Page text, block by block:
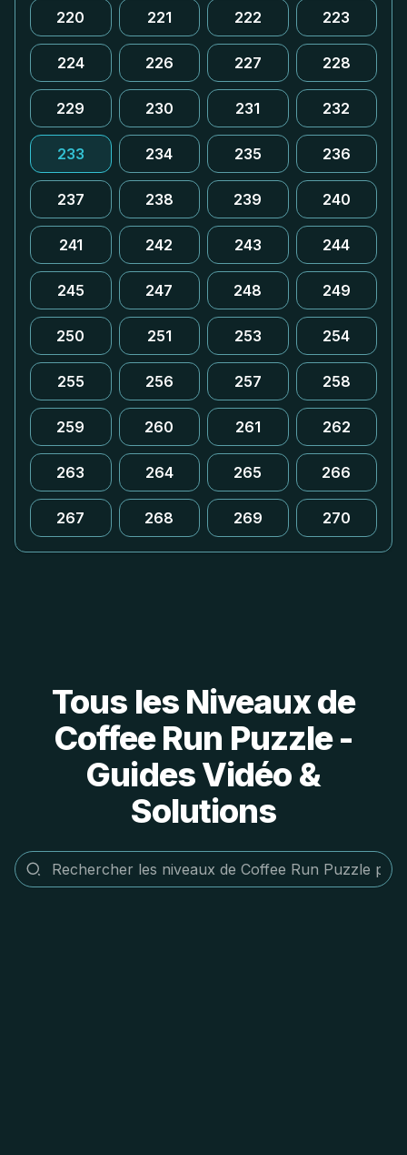
220 221 222 223
224 226 227 228
229 230 231 232
233 234 235 236
237 238 239 240
241 242 243 244
245 247 248 249
250 251 253 254
255 256 257 258
259 260 261 262
263 264 265 266
267 268 269 270
Tous les Niveaux de
Coffee Run Puzzle -
Guides Vidéo &
Solutions